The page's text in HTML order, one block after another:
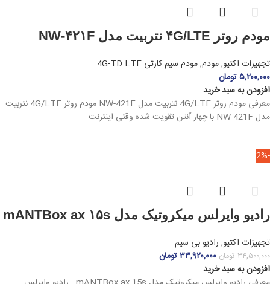
مودم روتر ۴G/LTE نتربیت مدل NW-۴۲۱F
تجهیزات اکتیو,مودم,مودم سیم کارتی 4G-TD LTE
۵,۲۰۰,۰۰۰تومان
افزودن به سبد خرید
معرفی مودم روتر 4G/LTE نتربیت مدل NW-421F مودم روتر 4G/LTE نتربیت
مدل NW-421F با چهار آنتن تقویت‌ شده وقتی اینترنت
-2%
رادیو وایرلس میکروتیک مدل mANTBox ax ۱۵s
تجهیزات اکتیو, رادیو بی سیم
۳۴,۵۰۰,۰۰۰تومان۳۳,۹۲۰,۰۰۰تومان
افزودن به سبد خرید